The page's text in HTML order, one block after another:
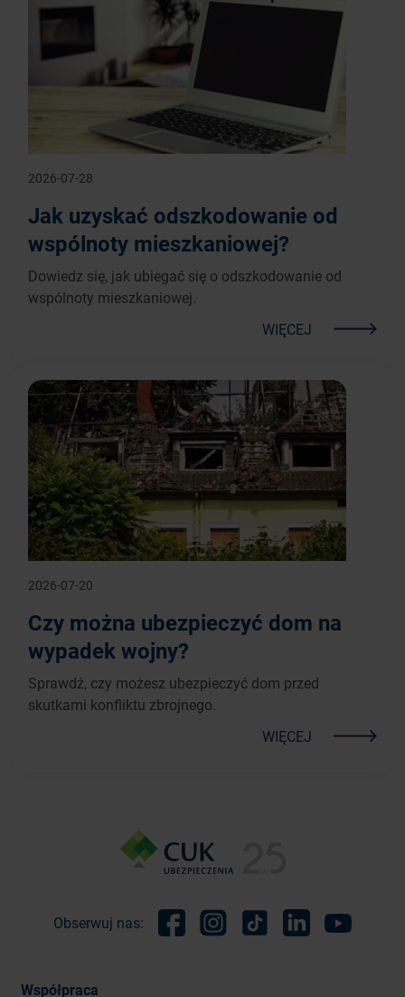
2026-07-28
Jak uzyskać odszkodowanie od
wspólnoty mieszkaniowej?
Dowiedz się, jak ubiegać się o odszkodowanie od
wspólnoty mieszkaniowej.
WIĘCEJ
2026-07-20
Czy można ubezpieczyć dom na
wypadek wojny?
Sprawdź, czy możesz ubezpieczyć dom przed
skutkami konfliktu zbrojnego.
WIĘCEJ
Obserwuj nas:
Współpraca